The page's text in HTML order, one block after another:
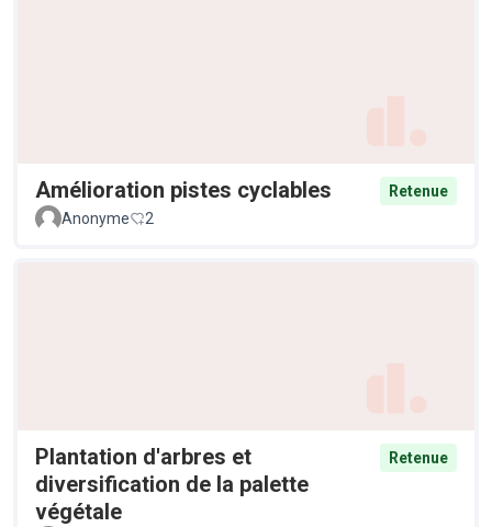
Amélioration pistes cyclables
Retenue
Anonyme
2
Plantation d'arbres et
diversification de la palette
végétale
Retenue